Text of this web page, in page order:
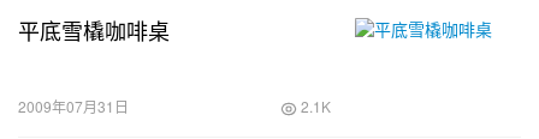
平底雪橇咖啡桌
2009年07月31日 2.1K